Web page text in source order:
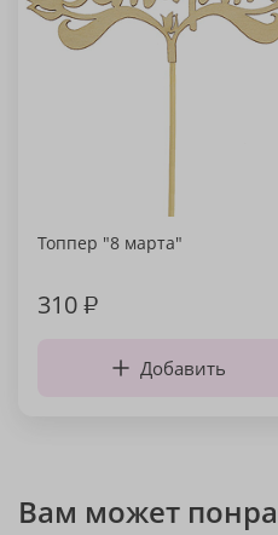
Топпер "8 марта"
310₽
Добавить
Вам может